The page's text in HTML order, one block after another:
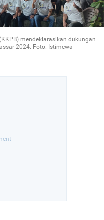
mendeklarasikan dukungan
2024. Foto: Istimewa